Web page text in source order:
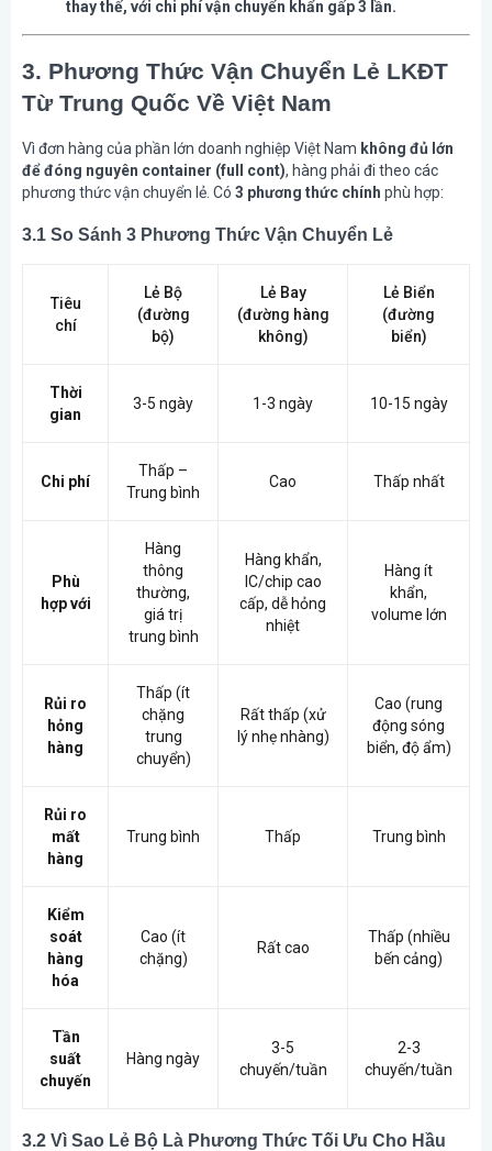
thay thế, với chi phí vận chuyển khẩn gấp 3 lần.
3. Phương Thức Vận Chuyển Lẻ LKĐT
Từ Trung Quốc Về Việt Nam
Vì đơn hàng của phần lớn doanh nghiệp Việt Nam không đủ lớn
để đóng nguyên container (full cont), hàng phải đi theo các
phương thức vận chuyển lẻ. Có 3 phương thức chính phù hợp:
3.1 So Sánh 3 Phương Thức Vận Chuyển Lẻ
Tiêu
chí
Lẻ Bộ
(đường
bộ)
Lẻ Bay
(đường hàng
không)
Lẻ Biển
(đường
biển)
Thời
gian
3-5 ngày 1-3 ngày 10-15 ngày
Chi phí
Thấp –
Trung bình
Cao Thấp nhất
Phù
hợp với
Hàng
thông
thường,
giá trị
trung bình
Hàng khẩn,
IC/chip cao
cấp, dễ hỏng
nhiệt
Hàng ít
khẩn,
volume lớn
Rủi ro
hỏng
hàng
Thấp (ít
chặng
trung
chuyển)
Rất thấp (xử
lý nhẹ nhàng)
Cao (rung
động sóng
biển, độ ẩm)
Rủi ro
mất
hàng
Trung bình Thấp Trung bình
Kiểm
soát
hàng
hóa
Cao (ít
chặng)
Rất cao
Thấp (nhiều
bến cảng)
Tần
suất
chuyến
Hàng ngày
3-5
chuyến/tuần
2-3
chuyến/tuần
3.2 Vì Sao Lẻ Bộ Là Phương Thức Tối Ưu Cho Hầu